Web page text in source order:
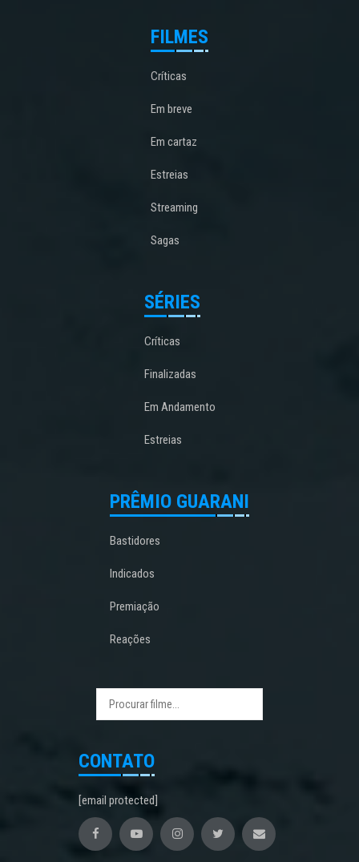
FILMES
Críticas
Em breve
Em cartaz
Estreias
Streaming
Sagas
SÉRIES
Críticas
Finalizadas
Em Andamento
Estreias
PRÊMIO GUARANI
Bastidores
Indicados
Premiação
Reações
CONTATO
[email protected]